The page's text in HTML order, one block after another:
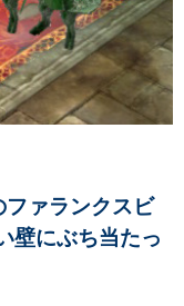
ファランクスビ
壁にぶち当たっ